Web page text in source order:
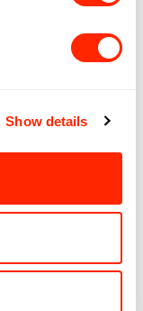
Show details